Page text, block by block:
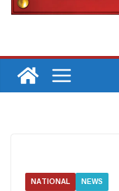
NATIONAL NEWS